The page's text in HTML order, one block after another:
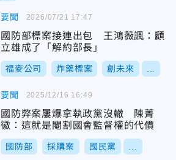
要聞
國防部標案接連出包 王鴻薇諷：顧
立雄成了「解約部長」
福麥公司 炸藥標案 創未來
2026/07/21 17:47
要聞
國防弊案屢爆拿執政黨沒轍 陳菁
徽：這就是閹割國會監督權的代價
國防部 採購案 國民黨
2025/12/16 16:49